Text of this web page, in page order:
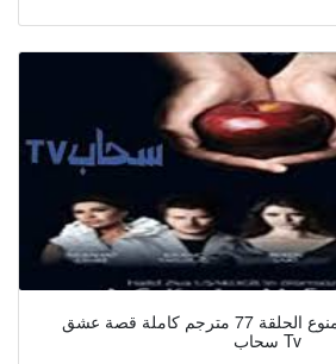
مسلسل العشق الممنوع الحلقة 77 مترجم كاملة قصة عشق
سحاب Tv